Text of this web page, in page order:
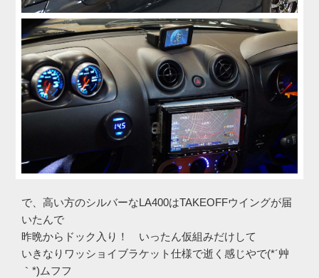
で、高い方のシルバーなLA400はTAKEOFFウイングが届
いたんで
昨晩からドック入り！ いったん仮組みだけして
いきなりワッショイブラケット仕様で逝く感じやで(*´艸
｀*)ムフフ